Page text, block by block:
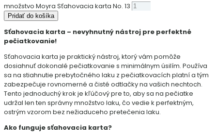
množstvo Moyra Sťahovacia karta No. 13
Pridať do košíka
Sťahovacia karta – nevyhnutný nástroj pre perfektné
pečiatkovanie!
Sťahovacia karta je praktický nástroj, ktorý vám pomôže
dosiahnuť dokonalé pečiatkovanie s minimálnym úsilím. Používa
sa na stiahnutie prebytočného laku z pečiatkovacích platní a tým
zabezpečuje rovnomerné a čisté odtlačky na vašich nechtoch.
Tento jednoduchý krok je kľúčový pre to, aby sa na pečiatke
udržal len ten správny množstvo laku, čo vedie k perfektným,
ostrým vzorom bez nežiaduceho pretečenia laku.
Ako funguje sťahovacia karta?